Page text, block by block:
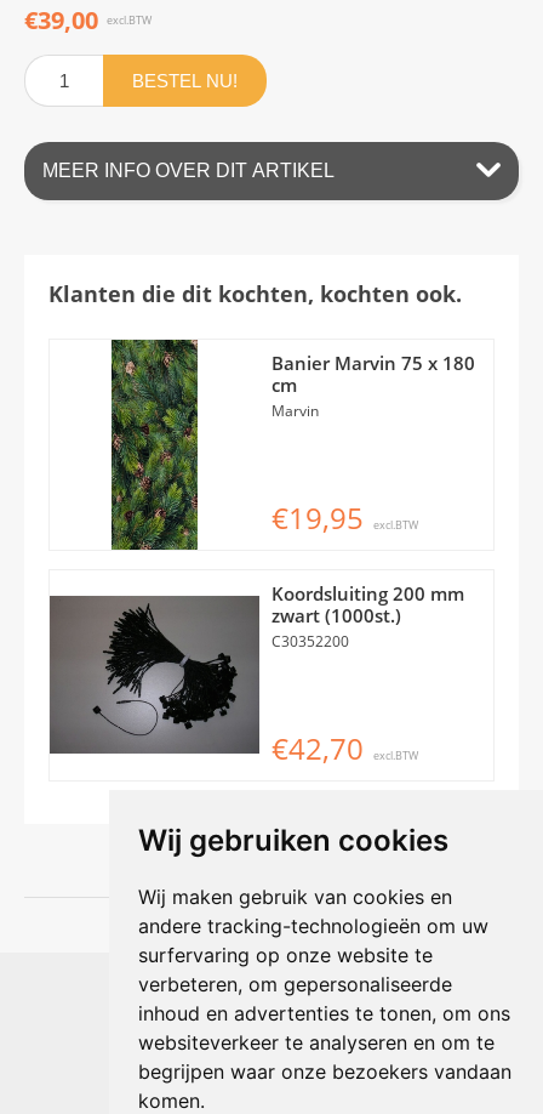
Wij gebruiken cookies
Wij maken gebruik van cookies en
andere tracking-technologieën om uw
surfervaring op onze website te
verbeteren, om gepersonaliseerde
inhoud en advertenties te tonen, om ons
websiteverkeer te analyseren en om te
begrijpen waar onze bezoekers vandaan
komen.
€39,00 excl.BTW
BESTEL NU!
MEER INFO OVER DIT ARTIKEL
Klanten die dit kochten, kochten ook.
Banier Marvin 75 x 180
cm
Marvin
€19,95 excl.BTW
Koordsluiting 200 mm
zwart (1000st.)
C30352200
€42,70 excl.BTW
Shophouse online
Max Planckstraat 4
6716 BE Ede, Nederland
Telefoon:+31(0)318 618 121
E-mail: info@shophouse.nl
Geopend: ma t/m vr 09:00-17:00 uur